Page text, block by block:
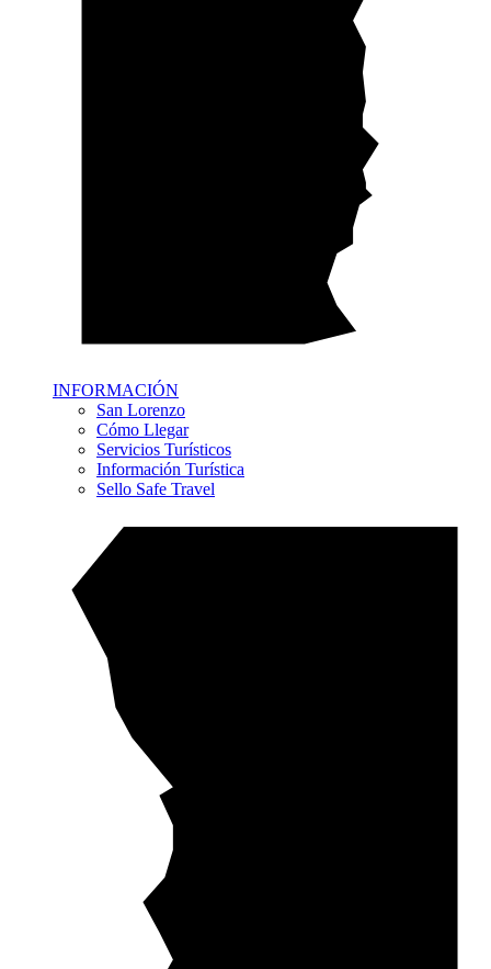
INFORMACIÓN
San Lorenzo
Cómo Llegar
Servicios Turísticos
Información Turística
Sello Safe Travel